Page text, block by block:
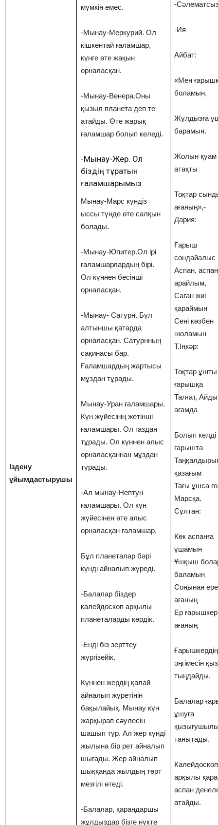
Іздену
ұйымдастырушы
мүмкін емес.
-Мынау-Меркурий. Ол
кішкентай ғаламшар,
күнге өте жақын
орналасқан.
-Мынау-Венера.Оны
қызыл планета деп те
атайды. Өте жарық
ғаламшар болып келеді.
-Мынау-Жер. Ол
біздің тұратын
ғаламшарымыз.
Мынау-Марс күндіз
ыссы түнде өте салқын
болады.
-Мынау-Юпитер.Ол ірі
ғаламшарлардың бірі.
Ол күннен бесінші
орналасқан.
-Мынау- Сатурн. Бұл
алтыншы қатарда
орналасқан. Сатурнның
сақинасы бар.
Ғаламшардың жартысы
мұздан тұрады.
Мынау-Уран ғаламшары.
Күн жүйесінің жетінші
ғаламшары. Ол газдан
тұрады. Ол күннен алыс
орналасқаннан мұздан
тұрады.
-Ал мынау-Нептун
ғаламшары. Ол күн
жүйесінен өте алыс
орналасқан ғаламшар.
Бұл планеталар бәрі
күнді айналып жүреді.
-Балалар біздер
калейдоскоп арқылы
планеталарды көрдік.
-Енді біз зерттеу
жүргізейік.
Күннен жердің қалай
айналып жүретінін
бақылайық. Мынау күн
жарқырап сәулесін
шашып тұр. Ал жер күнді
жылына бір рет айналып
шығады. Жер айналып
шыққанда жылдың төрт
мезгілі өтеді.
-Балалар, қараңдаршы
жұлдыздар бізге нүкте
-
-Ия
Айбат:
«Мен
боламын,
Жұлдызға
барамын.
Жолын қуам
атақты
Тоқтар
ағаның»,-
Дария:
Ғарыш
сондайалыс
Аспан, аспан
арайлым,
Саған жиі
қараймын
Сені көзбен
шоламын
Т.Іңкәр:
Тоқтар ұшты
ғарышқа
Талғат,
ағамда
Болып келді
ғарышта
қазағым
Тағы ұшса
Марсқа.
Сұлтан:
Көк аспанға
ұшамын
Ұшқыш
баламын
Соңынан
ағаның
Ер ғарышкер
ағаның
Ғарышкердің
әңгімесін
тыңдайды.
Балалар
ұшуға
танытады.
Калейдоскоп
арқылы
аспан
атайды.